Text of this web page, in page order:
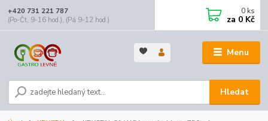
Menu
Hledat
+420 731 221 787
(Po-Čt, 9-16 hod.), (Pá 9-12 hod.)
0 ks
za 0 Kč